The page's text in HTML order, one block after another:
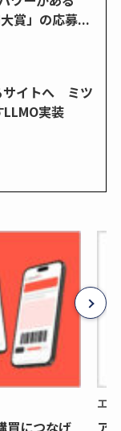
賞」の応募...
サイトへ ミツ
実装
買につなげ
エ
ア